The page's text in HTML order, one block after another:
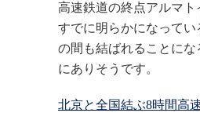
高速鉄道の終点アルマト
すでに明らかになって
の間も結ばれることに
にありそうです。
北京と全国結ぶ8時間高